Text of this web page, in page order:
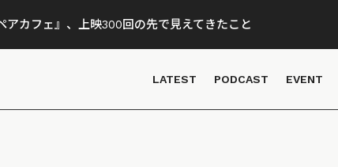
アカフェ』、上映300回の先で見えてきたこと
LATEST PODCAST EVENT